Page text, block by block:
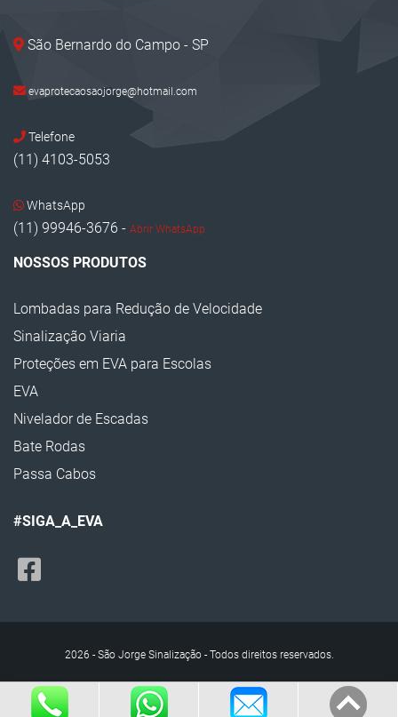
Bate Pneu
Cantoneira Zebrada EVA
Limitador de Vagas
Manta de Parede EVA
Segregador para Sinalização Viária
Mini Tachão de Sinalização
Tachão Refletivo
Protetor de para-choque EVA
São Bernardo do Campo - SP
evaprotecaosaojorge@hotmail.com
Telefone
(11) 4103-5053
WhatsApp
(11) 99946-3676 - Abrir WhatsApp
NOSSOS PRODUTOS
Lombadas para Redução de Velocidade
Sinalização Viaria
Proteções em EVA para Escolas
EVA
Nivelador de Escadas
Bate Rodas
Passa Cabos
#SIGA_A_EVA
2026 - São Jorge Sinalização - Todos direitos reservados.